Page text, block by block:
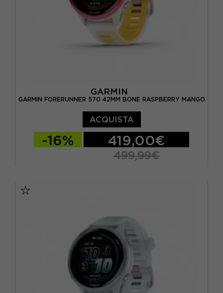
GARMIN
GARMIN FORERUNNER 570 42MM BONE RASPBERRY MANGO
ACQUISTA
-16% 419,00€
499,99€